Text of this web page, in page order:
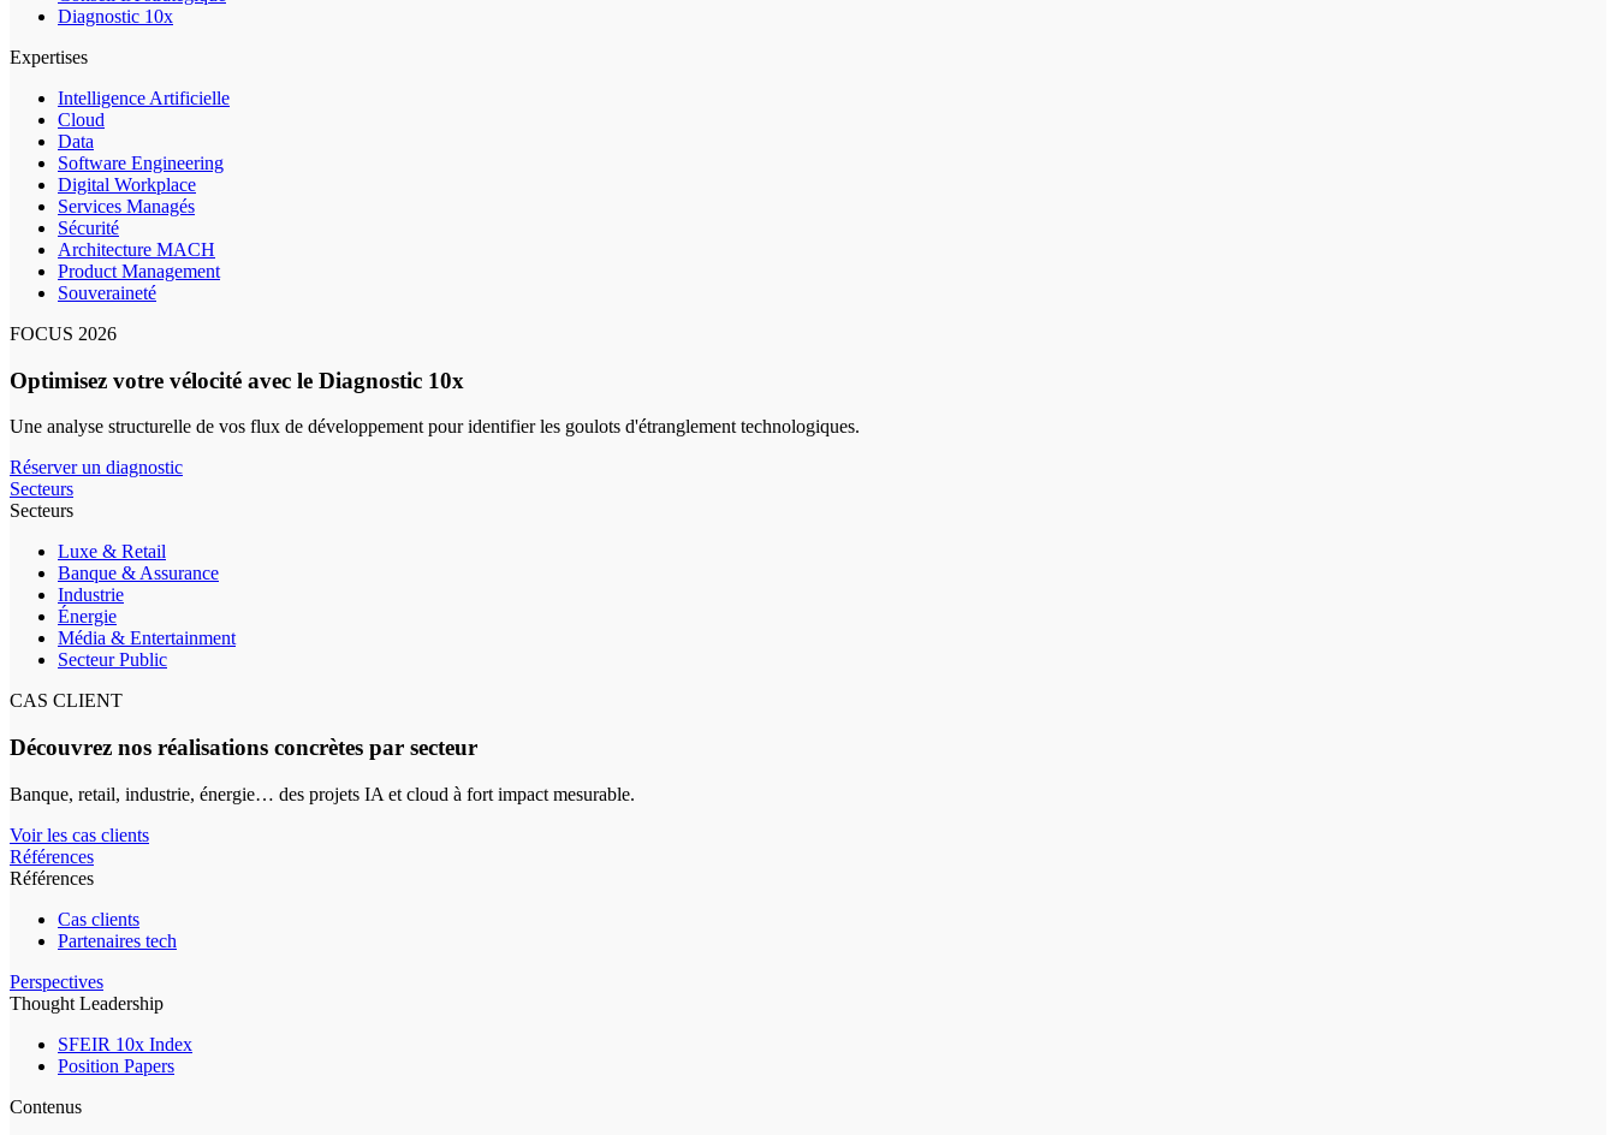
Diagnostic 10x
Expertises
Intelligence Artificielle
Cloud
Data
Software Engineering
Digital Workplace
Services Managés
Sécurité
Architecture MACH
Product Management
Souveraineté
FOCUS 2026
Optimisez votre vélocité avec le Diagnostic 10x
Une analyse structurelle de vos flux de développement pour identifier les goulots d'étranglement technologiques.
Réserver un diagnostic
Secteurs
Secteurs
Luxe & Retail
Banque & Assurance
Industrie
Énergie
Média & Entertainment
Secteur Public
CAS CLIENT
Découvrez nos réalisations concrètes par secteur
Banque, retail, industrie, énergie… des projets IA et cloud à fort impact mesurable.
Voir les cas clients
Références
Références
Cas clients
Partenaires tech
Perspectives
Thought Leadership
SFEIR 10x Index
Position Papers
Contenus